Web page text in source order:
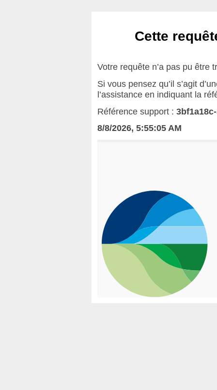
Cette
Votre requête n’a pas pu être
Si vous pensez qu’il s’agit
l’assistance en indiquant la
Référence support :
8/8/2026, 5:55:05 AM